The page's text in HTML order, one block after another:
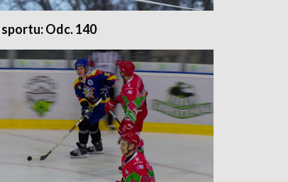
Odc. 140